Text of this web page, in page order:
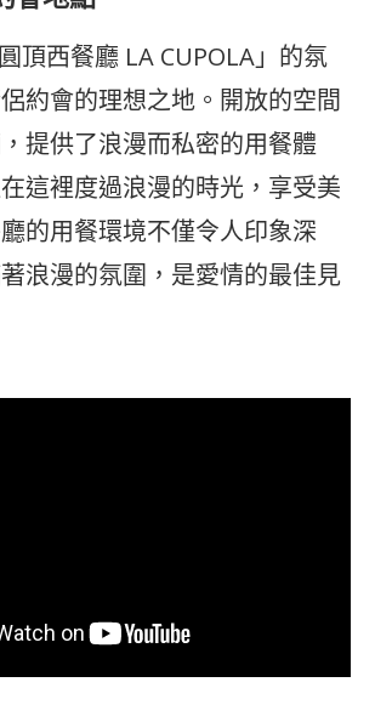
頂西餐廳 LA CUPOLA」的氛
約會的理想之地。開放的空間
提供了浪漫而私密的用餐體
這裡度過浪漫的時光，享受美
的用餐環境不僅令人印象深
浪漫的氛圍，是愛情的最佳見